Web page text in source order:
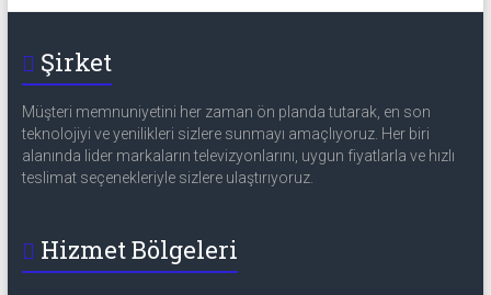
Şirket
Müşteri memnuniyetini her zaman ön planda tutarak, en son
teknolojiyi ve yenilikleri sizlere sunmayı amaçlıyoruz. Her biri
alanında lider markaların televizyonlarını, uygun fiyatlarla ve hızlı
teslimat seçenekleriyle sizlere ulaştırıyoruz.
Hizmet Bölgeleri